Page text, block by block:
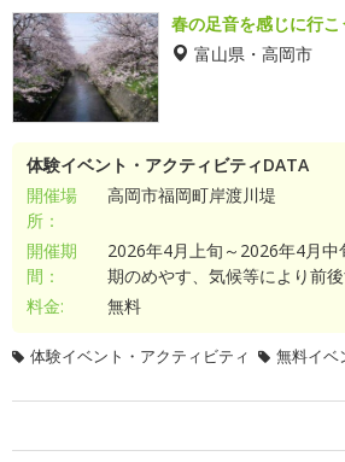
春の足音を感じに行こ
富山県・高岡市
体験イベント・アクティビティDATA
開催場
所：
高岡市福岡町岸渡川堤
開催期
間：
2026年4月上旬～2026年4月
期のめやす、気候等により前後
料金:
無料
体験イベント・アクティビティ 無料イベ